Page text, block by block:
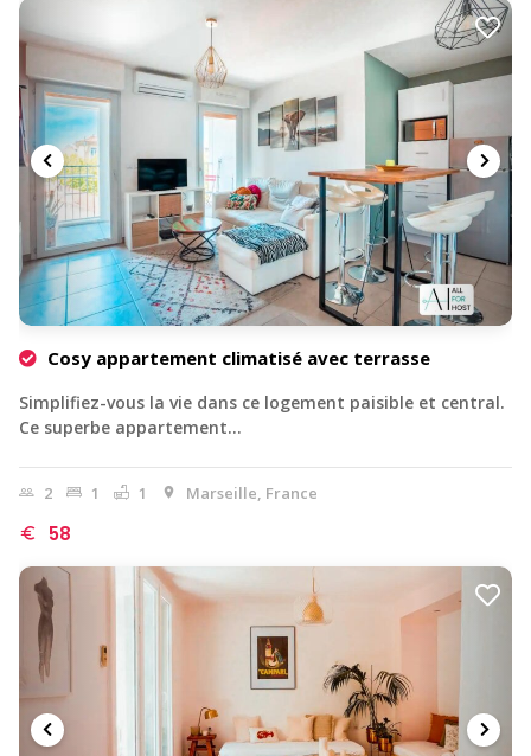
Cosy appartement climatisé avec terrasse
Simplifiez-vous la vie dans ce logement paisible et central.
Ce superbe appartement…
2 1 1 Marseille, France
58